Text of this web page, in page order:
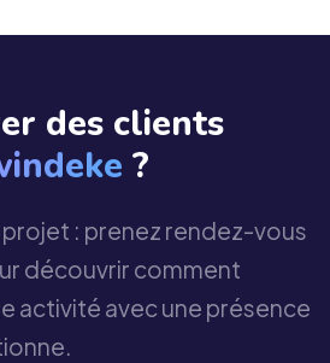
des clients
?
: prenez rendez-vous
découvrir comment
activité avec une présence